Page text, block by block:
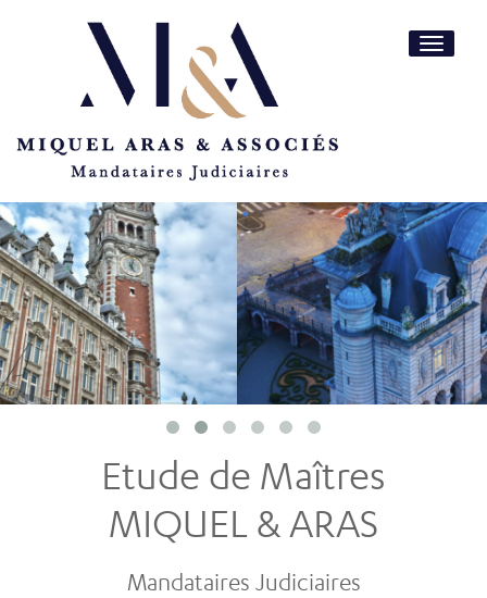
Toggle
Etude de Maîtres
MIQUEL & ARAS
Mandataires Judiciaires